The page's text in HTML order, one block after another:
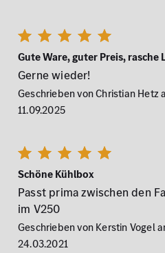
Gute Ware, guter Preis, rasche
Gerne wieder!
Geschrieben von Christian Hetz
11.09.2025
Schöne Kühlbox
Passt prima zwischen den
im V250
Geschrieben von Kerstin Vogel
24.03.2021